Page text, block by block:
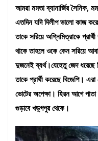
আমরা মমতা ব্যানার্জির সৈনিক,
এতদিন যদি দিলীপ ভালো কাজ
তাকে সরিয়ে অগ্নিমিত্রাকে
থাকে তাহলে ওকে কেন সরিয়ে
দুজনেই ব্যর্থ।যেহেতু জেদ ধরেছে
তাকে প্রার্থী করেছে বিজেপি।
ভোটের অপেক্ষা। হিরন আগে পাতা
গুড়াবে খড়্গপুর থেকে।